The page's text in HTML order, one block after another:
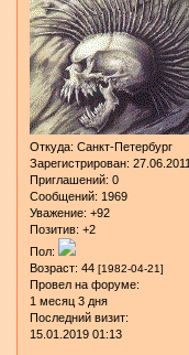
Откуда: Санкт-Петербург
Зарегистрирован: 27.06.2011
Приглашений: 0
Сообщений: 1969
Уважение: +92
Позитив: +2
Пол:
Возраст: 44 [1982-04-21]
Провел на форуме:
1 месяц 3 дня
Последний визит:
15.01.2019 01:13